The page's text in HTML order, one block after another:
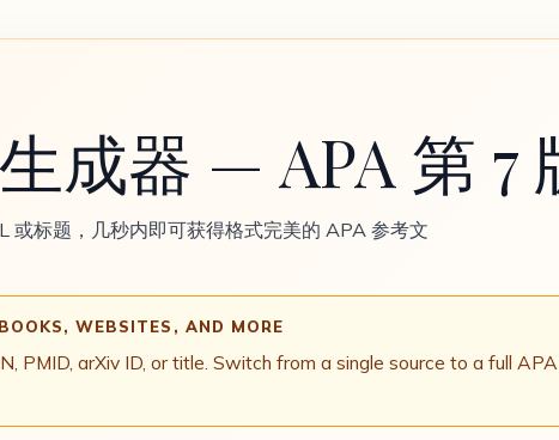
成器 — APA 第 7
或标题，几秒内即可获得格式完美的 APA 参考文
WEBSITES, AND MORE
PMID, arXiv ID, or title. Switch from a single source to a full